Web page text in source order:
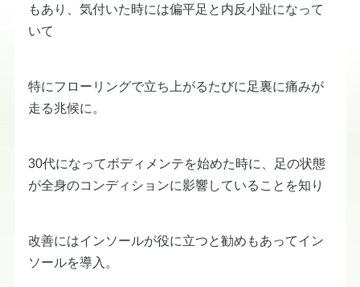
もあり、気付いた時には偏平足と内反小趾になって
いて
特にフローリングで立ち上がるたびに足裏に痛みが
走る兆候に。
30代になってボディメンテを始めた時に、足の状態
が全身のコンディションに影響していることを知り
改善にはインソールが役に立つと勧めもあってイン
ソールを導入。